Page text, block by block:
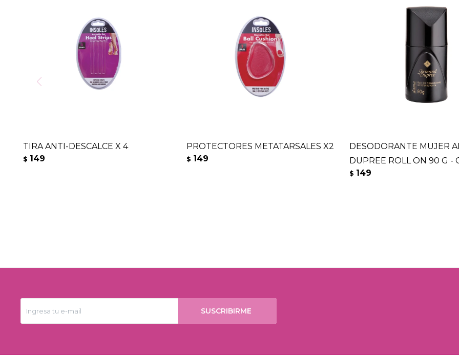
TIRA ANTI-DESCALCE X 4
$ 149
PROTECTORES METATARSALES X2
$ 149
DESODORANTE MUJER
DUPREE ROLL ON 90 G -
$ 149
SUSCRIBIRME